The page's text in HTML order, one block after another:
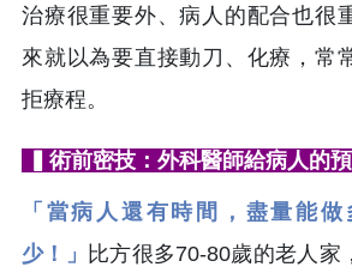
治療很重要外、病人的配合也很
來就以為要直接動刀、化療，常
拒療程。
▍術前密技：外科醫師給病人的
「當病人還有時間，盡量能
少！」
比方很多70-80歲的老人家